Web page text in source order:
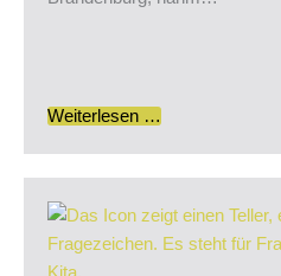
Weiterlesen …